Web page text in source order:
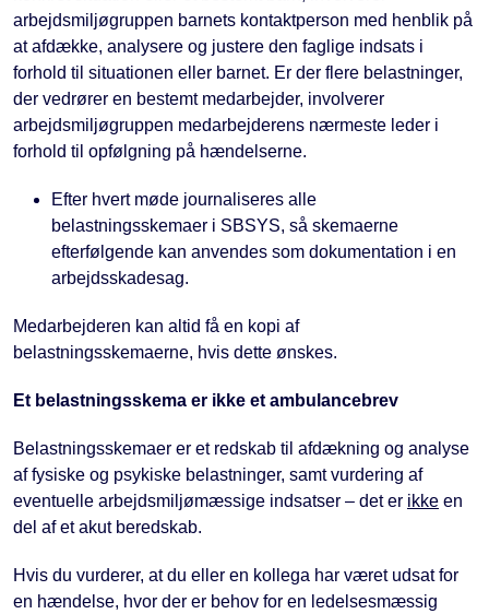
arbejdsmiljøgruppen barnets kontaktperson med henblik på
at afdække, analysere og justere den faglige indsats i
forhold til situationen eller barnet. Er der flere belastninger,
der vedrører en bestemt medarbejder, involverer
arbejdsmiljøgruppen medarbejderens nærmeste leder i
forhold til opfølgning på hændelserne.
Efter hvert møde journaliseres alle
belastningsskemaer i SBSYS, så skemaerne
efterfølgende kan anvendes som dokumentation i en
arbejdsskadesag.
Medarbejderen kan altid få en kopi af
belastningsskemaerne, hvis dette ønskes.
Et belastningsskema er ikke et ambulancebrev
Belastningsskemaer er et redskab til afdækning og analyse
af fysiske og psykiske belastninger, samt vurdering af
eventuelle arbejdsmiljømæssige indsatser – det er ikke en
del af et akut beredskab.
Hvis du vurderer, at du eller en kollega har været udsat for
en hændelse, hvor der er behov for en ledelsesmæssig